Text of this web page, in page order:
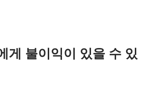
게 불이익이 있을 수 있